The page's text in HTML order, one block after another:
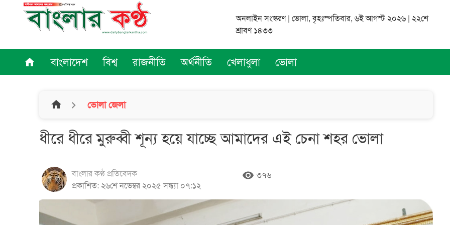
অনলাইন সংস্করণ | ভোলা, বৃহঃস্পতিবার, ৬ই আগস্ট ২০২৬ | ২২শে
শ্রাবণ ১৪৩৩
home বাংলাদেশ বিশ্ব রাজনীতি অর্থনীতি খেলাধুলা ভোলা
home ভোলা জেলা
ধীরে ধীরে মুরুব্বী শূন্য হয়ে যাচ্ছে আমাদের এই চেনা শহর ভোলা
বাংলার কণ্ঠ প্রতিবেদক
প্রকাশিত: ২৬শে নভেম্বর ২০২৫ সন্ধ্যা ০৭:১২
remove_red_eye ৩৭৬